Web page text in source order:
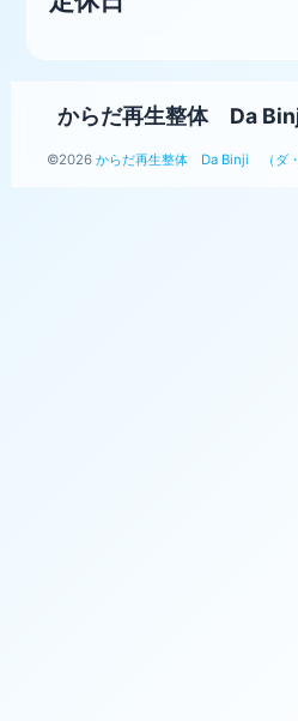
からだ再生整体 Da
©2026 からだ再生整体 Da Binji （ダ・